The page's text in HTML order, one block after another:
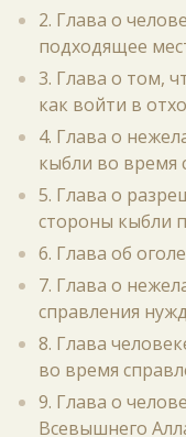
2. Глава о
подходящее
3. Глава о том,
как войти в
4. Глава о
кыбли во время
5. Глава о
стороны кыбли
6. Глава об
7. Глава о
справления
8. Глава
во время
9. Глава о
Всевышнего